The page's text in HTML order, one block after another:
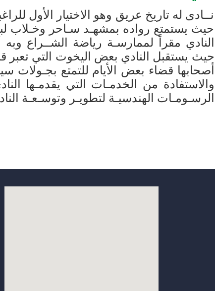
نــادى له تاريخ عريق وهو الاختيار الأول
حيث يستمتع رواده بمشهـد سـاحر وخـلاب
النادي مقراً لممارسـة رياضة الشــراع وبه
حيث يستقبل النادي بعض اليخوت التي تعبر
أصحابها قضاء بعض الأيام للتمتع بجـولات
والاستفادة من الخدمـات التي يقدمـها
الرسـومـات الهندسيـة لتطويـر وتوسـعـة